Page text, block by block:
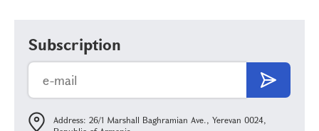
Subscription
Address: 26/1 Marshall Baghramian Ave., Yerevan 0024,